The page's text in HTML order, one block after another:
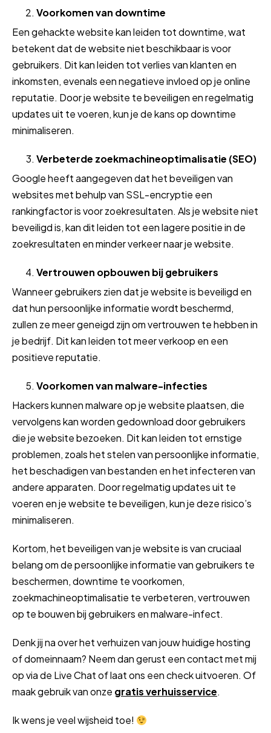
Voorkomen van downtime
Een gehackte website kan leiden tot downtime, wat
betekent dat de website niet beschikbaar is voor
gebruikers. Dit kan leiden tot verlies van klanten en
inkomsten, evenals een negatieve invloed op je online
reputatie. Door je website te beveiligen en regelmatig
updates uit te voeren, kun je de kans op downtime
minimaliseren.
Verbeterde zoekmachineoptimalisatie (SEO)
Google heeft aangegeven dat het beveiligen van
websites met behulp van SSL-encryptie een
rankingfactor is voor zoekresultaten. Als je website niet
beveiligd is, kan dit leiden tot een lagere positie in de
zoekresultaten en minder verkeer naar je website.
Vertrouwen opbouwen bij gebruikers
Wanneer gebruikers zien dat je website is beveiligd en
dat hun persoonlijke informatie wordt beschermd,
zullen ze meer geneigd zijn om vertrouwen te hebben in
je bedrijf. Dit kan leiden tot meer verkoop en een
positieve reputatie.
Voorkomen van malware-infecties
Hackers kunnen malware op je website plaatsen, die
vervolgens kan worden gedownload door gebruikers
die je website bezoeken. Dit kan leiden tot ernstige
problemen, zoals het stelen van persoonlijke informatie,
het beschadigen van bestanden en het infecteren van
andere apparaten. Door regelmatig updates uit te
voeren en je website te beveiligen, kun je deze risico’s
minimaliseren.
Kortom, het beveiligen van je website is van cruciaal
belang om de persoonlijke informatie van gebruikers te
beschermen, downtime te voorkomen,
zoekmachineoptimalisatie te verbeteren, vertrouwen
op te bouwen bij gebruikers en malware-infect.
Denk jij na over het verhuizen van jouw huidige hosting
of domeinnaam? Neem dan gerust een contact met mij
op via de Live Chat of laat ons een check uitvoeren. Of
maak gebruik van onze gratis verhuisservice.
Ik wens je veel wijsheid toe!